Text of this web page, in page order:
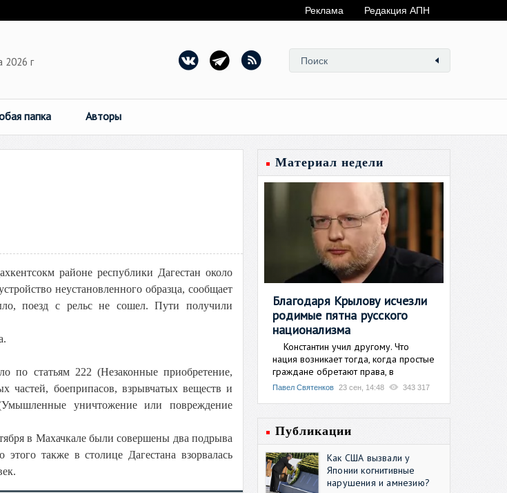
Реклама Редакция АПН
2026 г
папка Авторы
районе республики Дагестан около
неустановленного образца, сообщает
поезд с рельс не сошел. Пути получили
по статьям 222 (Незаконные приобретение,
частей, боеприпасов, взрывчатых веществ и
уничтожение или повреждение
в Махачкале были совершены два подрыва
также в столице Дагестана взорвалась
Материал недели
Благодаря Крылову исчезли
родимые пятна русского
национализма
Константин учил другому. Что
нация возникает тогда, когда простые
граждане обретают права, в
Павел Святенков 23 сен, 14:48 343 317
Публикации
Как США вызвали у
Японии когнитивные
нарушения и амнезию?